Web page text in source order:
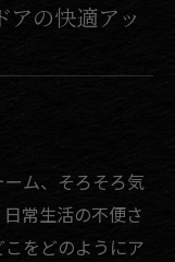
アの快適アッ
ム、そろそろ気
常生活の不便さ
をどのようにア